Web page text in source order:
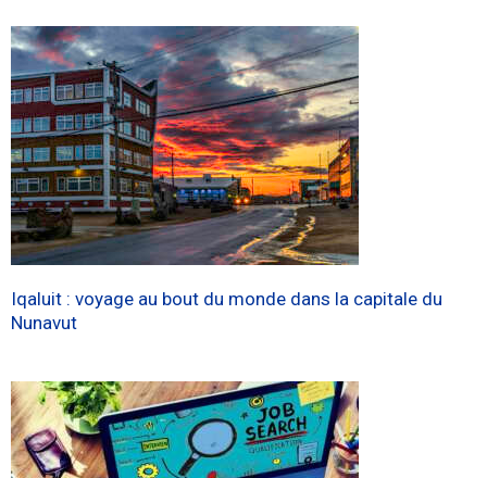
Iqaluit : voyage au bout du monde dans la capitale du
Nunavut